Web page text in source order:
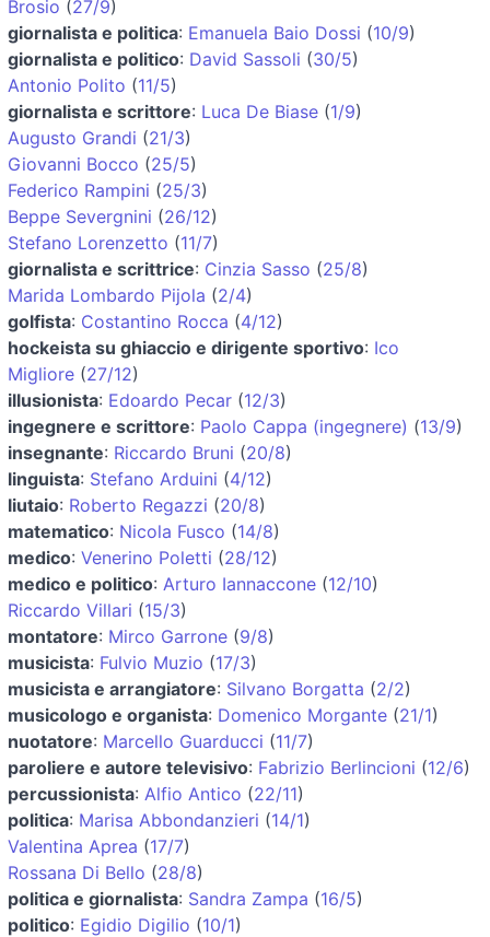
Brosio (27/9)
giornalista e politica: Emanuela Baio Dossi (10/9)
giornalista e politico: David Sassoli (30/5)
Antonio Polito (11/5)
giornalista e scrittore: Luca De Biase (1/9)
Augusto Grandi (21/3)
Giovanni Bocco (25/5)
Federico Rampini (25/3)
Beppe Severgnini (26/12)
Stefano Lorenzetto (11/7)
giornalista e scrittrice: Cinzia Sasso (25/8)
Marida Lombardo Pijola (2/4)
golfista: Costantino Rocca (4/12)
hockeista su ghiaccio e dirigente sportivo: Ico
Migliore (27/12)
illusionista: Edoardo Pecar (12/3)
ingegnere e scrittore: Paolo Cappa (ingegnere) (13/9)
insegnante: Riccardo Bruni (20/8)
linguista: Stefano Arduini (4/12)
liutaio: Roberto Regazzi (20/8)
matematico: Nicola Fusco (14/8)
medico: Venerino Poletti (28/12)
medico e politico: Arturo Iannaccone (12/10)
Riccardo Villari (15/3)
montatore: Mirco Garrone (9/8)
musicista: Fulvio Muzio (17/3)
musicista e arrangiatore: Silvano Borgatta (2/2)
musicologo e organista: Domenico Morgante (21/1)
nuotatore: Marcello Guarducci (11/7)
paroliere e autore televisivo: Fabrizio Berlincioni (12/6)
percussionista: Alfio Antico (22/11)
politica: Marisa Abbondanzieri (14/1)
Valentina Aprea (17/7)
Rossana Di Bello (28/8)
politica e giornalista: Sandra Zampa (16/5)
politico: Egidio Digilio (10/1)